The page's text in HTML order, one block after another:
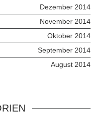
Dezember 2014
November 2014
Oktober 2014
September 2014
August 2014